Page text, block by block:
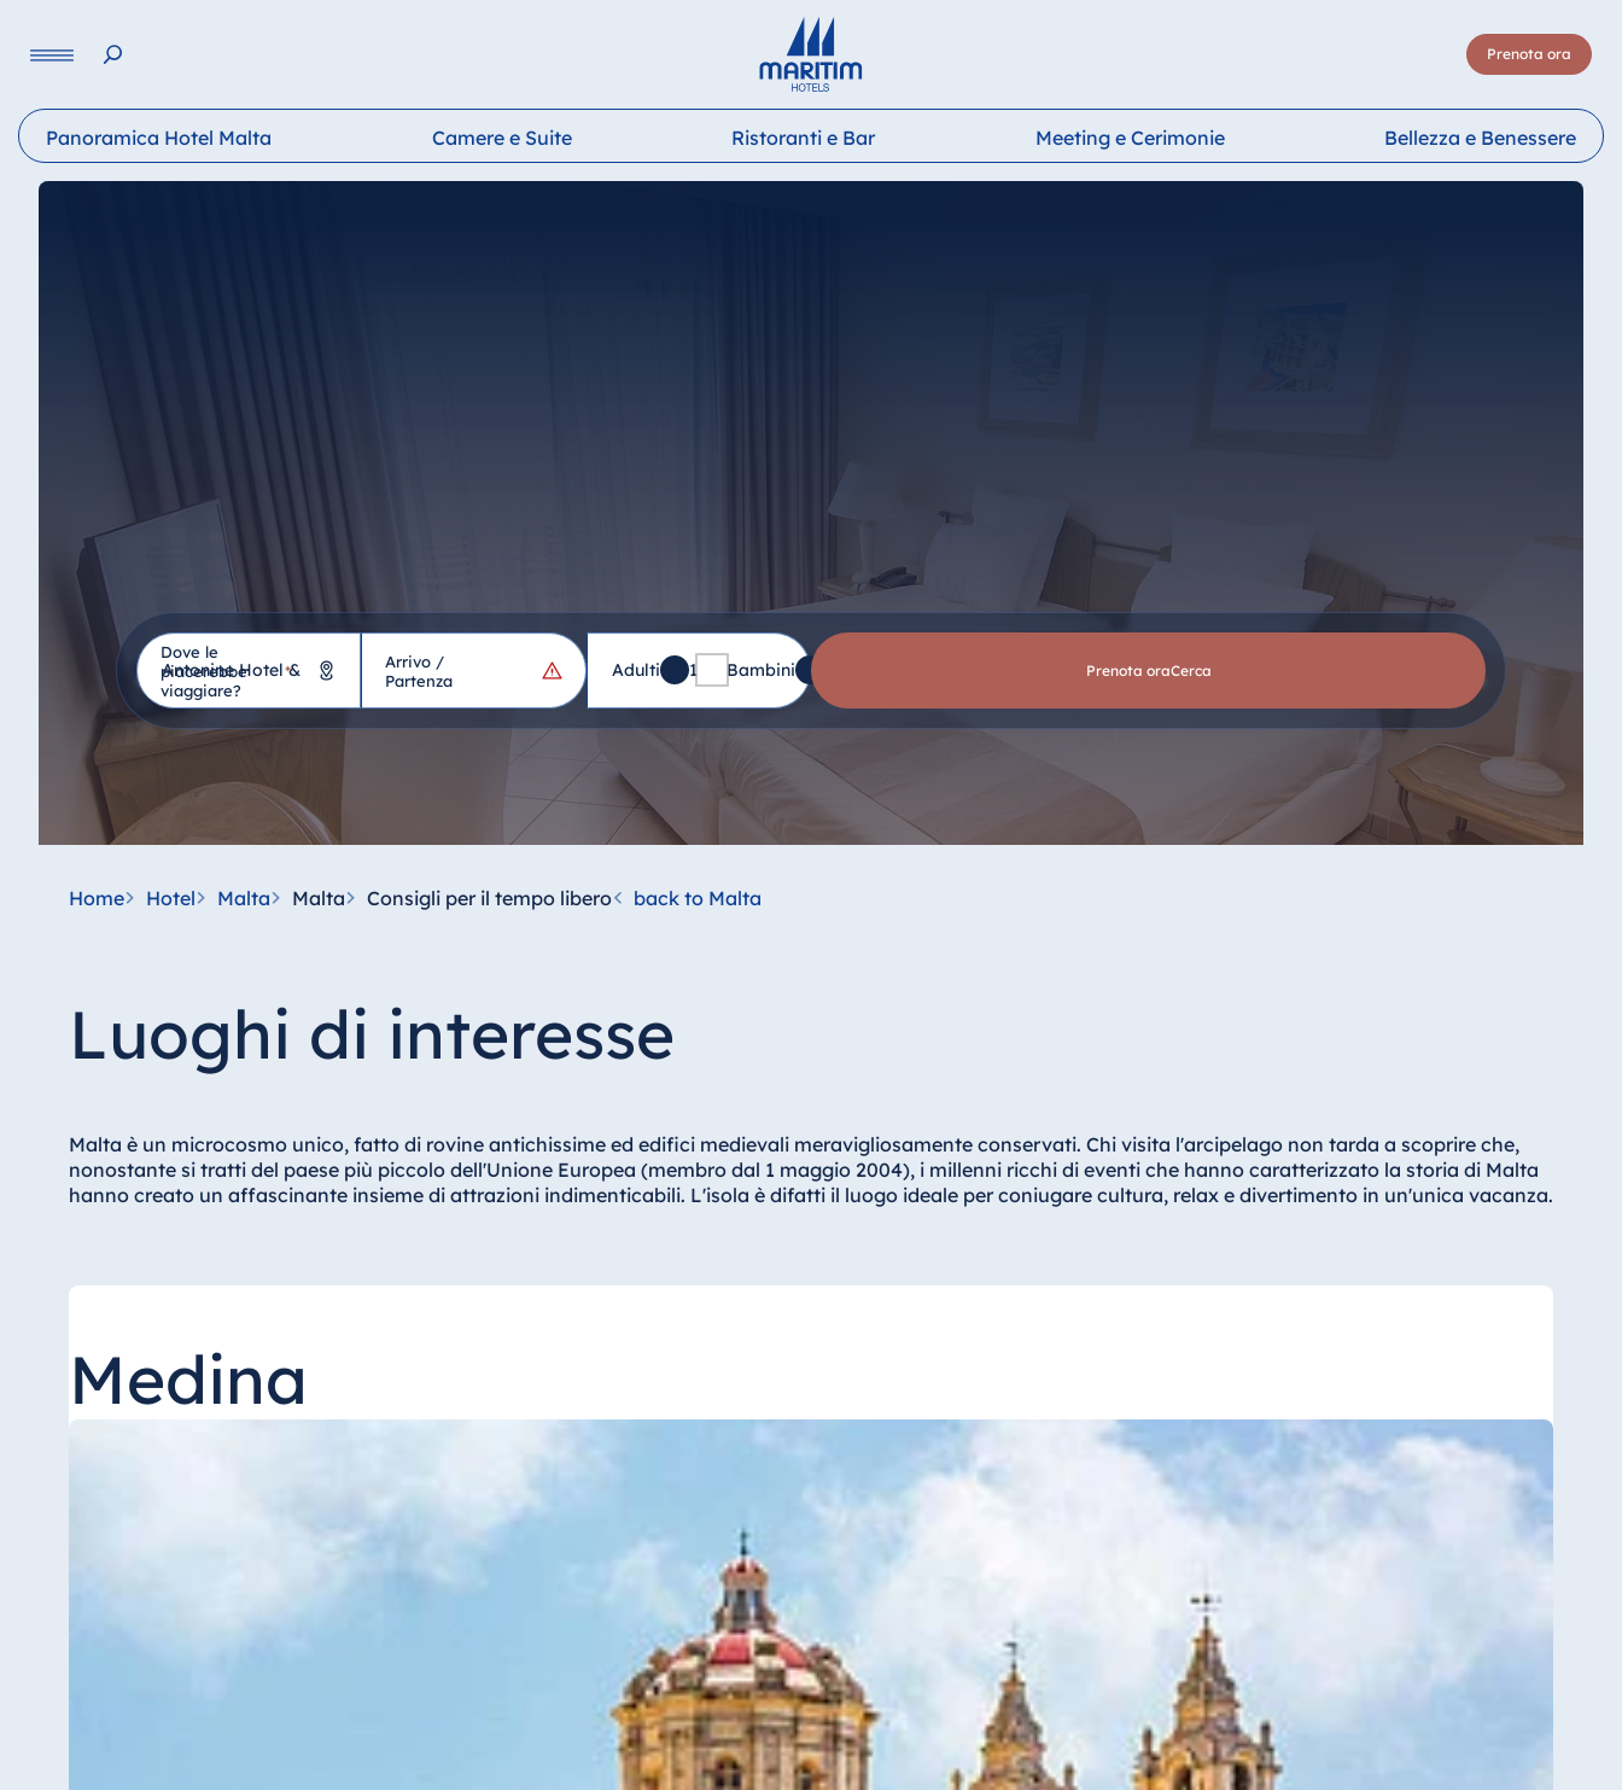
Prenota ora
Panoramica Hotel Malta Camere e Suite Ristoranti e Bar Meeting e Cerimonie Bellezza e Benessere
Dove le
piacerebbe
viaggiare?
*
Hotel
Hotel Bad Homburg
Hotel Bad Salzuflen
proArte Hotel Berlin
Hotel Darmstadt
Hotel Dresden
Hotel am Schlossgarten Fulda
Airport Hotel Hannover
Hotel Königswinter
Hotel Magdeburg
Hotel München
TitiseeHotel Titisee-Neustadt
Arrivo /
Partenza
Adulti 1 Bambini Prenota ora cerca
Home Hotel Malta Malta Consigli per il tempo libero back to Malta
Luoghi di interesse
Malta è un microcosmo unico, fatto di rovine antichissime ed edifici medievali meravigliosamente conservati. Chi visita l'arcipelago non tarda a scoprire che,
nonostante si tratti del paese più piccolo dell'Unione Europea (membro dal 1 maggio 2004), i millenni ricchi di eventi che hanno caratterizzato la storia di Malta
hanno creato un affascinante insieme di attrazioni indimenticabili. L'isola è difatti il luogo ideale per coniugare cultura, relax e divertimento in un'unica vacanza.
Medina